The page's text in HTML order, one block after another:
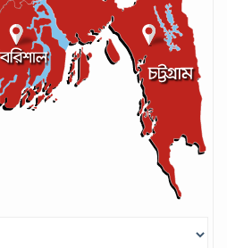
গণপরিবহনে সেবার মান বাড়ানোর দাবি ইমনের
সেপ্টেম্বর ১৩, ২০২৪
ট্রাম্প প্রশাসন ছাড়ার ঘোষণা ধনকুবের ইলন